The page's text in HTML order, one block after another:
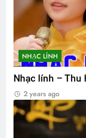
NHẠC LÍNH
Nhạc lính – Thu
2 years ago